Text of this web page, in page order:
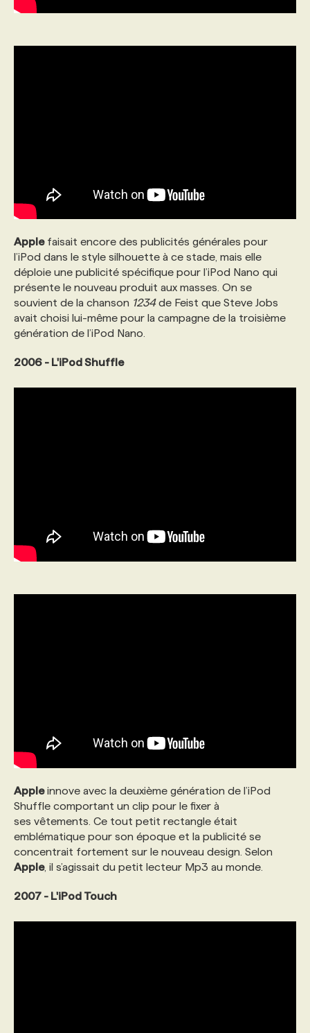
Applefaisait encore des publicités générales pour
l’iPod dans le style silhouette à ce stade, mais elle
déploie une publicité spécifique pour l’iPod Nano qui
présente le nouveau produit aux masses. On se
souvient de la chanson 1234de Feist que Steve Jobs
avait choisi lui-même pour la campagne de la troisième
génération de l’iPod Nano.
2006 - L'iPod Shuffle
Appleinnove avec la deuxième génération de l’iPod
Shuffle comportant un clip pour le fixer à
ses vêtements. Ce tout petit rectangle était
emblématique pour son époque et la publicité se
concentrait fortement sur le nouveau design. Selon
Apple, il s’agissait du petit lecteur Mp3 au monde.
2007 - L'iPod Touch